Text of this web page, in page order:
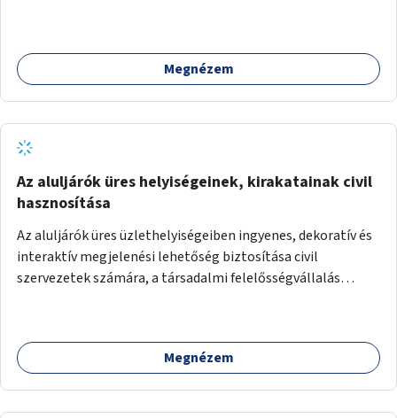
bemutatkozásra, szélesebb körben való ismertségre.
Megnézem
Az aluljárók üres helyiségeinek, kirakatainak civil
hasznosítása
Az aluljárók üres üzlethelyiségeiben ingyenes, dekoratív és
interaktív megjelenési lehetőség biztosítása civil
szervezetek számára, a társadalmi felelősségvállalás
például rajzokkal, kérdésekkel, üzenetküldési lehetőséggel
vagy akciónapokkal – bérleti és közüzemi díjak nélkül, a
Megnézem